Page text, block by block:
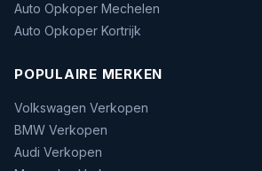
Auto Opkoper Mechelen
Auto Opkoper Kortrijk
POPULAIRE MERKEN
Volkswagen Verkopen
BMW Verkopen
Audi Verkopen